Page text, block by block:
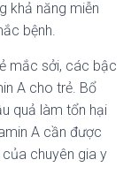
khả năng miễn
bệnh.
mắc sởi, các bậc
A cho trẻ. Bổ
quả làm tổn hại
A cần được
chuyên gia y